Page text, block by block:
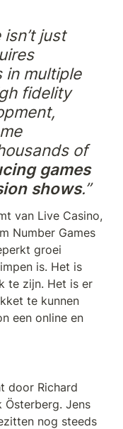
just
in multiple
fidelity
of
games
shows.”
van Live Casino,
Number Games
groei
is. Het is
te zijn. Het is er
te kunnen
een online en
door Richard
Österberg. Jens
nog steeds